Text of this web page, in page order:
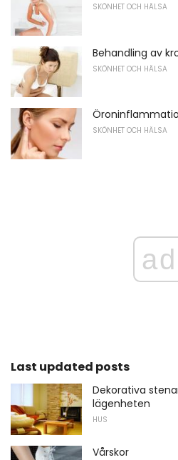
SKÖNHET OCH HÄLSA
Behandling av
SKÖNHET OCH HÄLSA
SKÖNHET OCH HÄLSA
ad
Last updated posts
Dekorativa
lägenheten
HUS
Vårskor